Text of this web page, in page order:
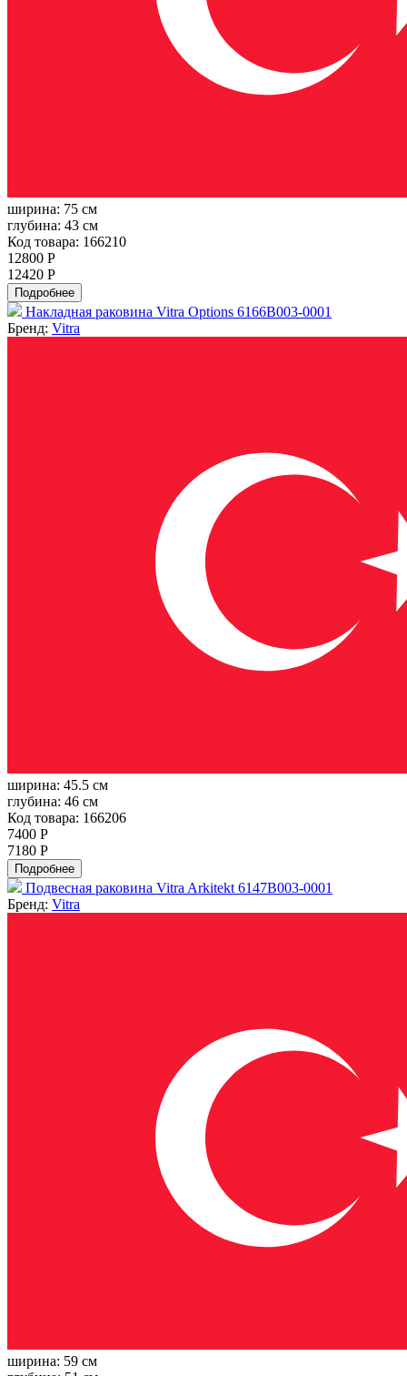
ширина: 75 см
глубина: 43 см
Код товара: 166210
12800 Р
12420 Р
Подробнее
Накладная раковина Vitra Options 6166B003-0001
Бренд: Vitra
ширина: 45.5 см
глубина: 46 см
Код товара: 166206
7400 Р
7180 Р
Подробнее
Подвесная раковина Vitra Arkitekt 6147B003-0001
Бренд: Vitra
ширина: 59 см